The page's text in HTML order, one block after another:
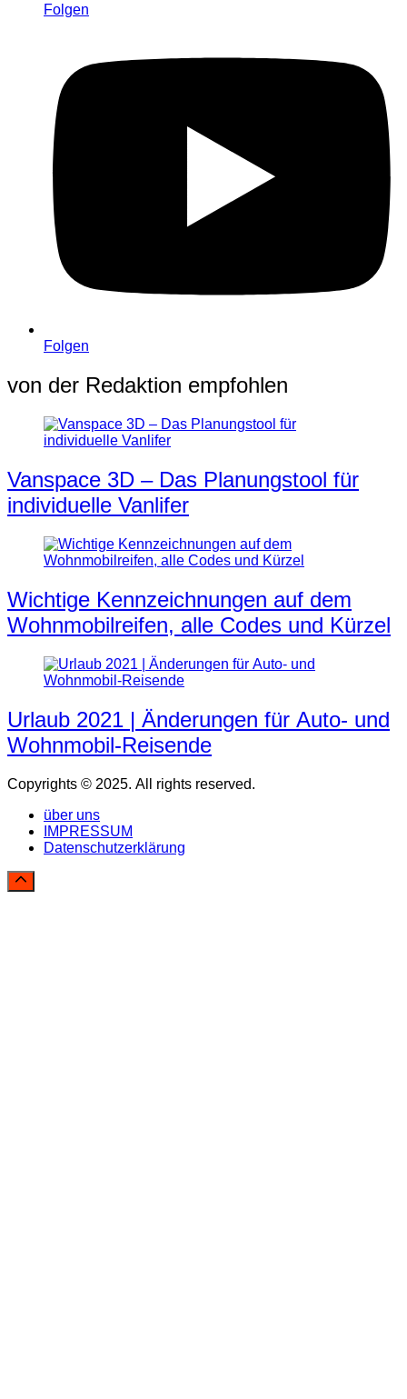
Folgen
Folgen
von der Redaktion empfohlen
Vanspace 3D – Das Planungstool für
individuelle Vanlifer
Wichtige Kennzeichnungen auf dem
Wohnmobilreifen, alle Codes und Kürzel
Urlaub 2021 | Änderungen für Auto- und
Wohnmobil-Reisende
Copyrights © 2025. All rights reserved.
über uns
IMPRESSUM
Datenschutzerklärung